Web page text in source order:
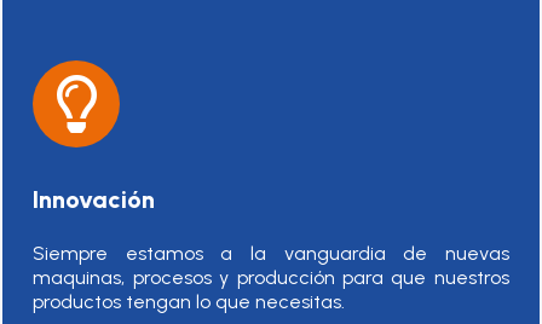
Innovación
Siempre estamos a la vanguardia de nuevas
maquinas, procesos y producción para que nuestros
productos tengan lo que necesitas.